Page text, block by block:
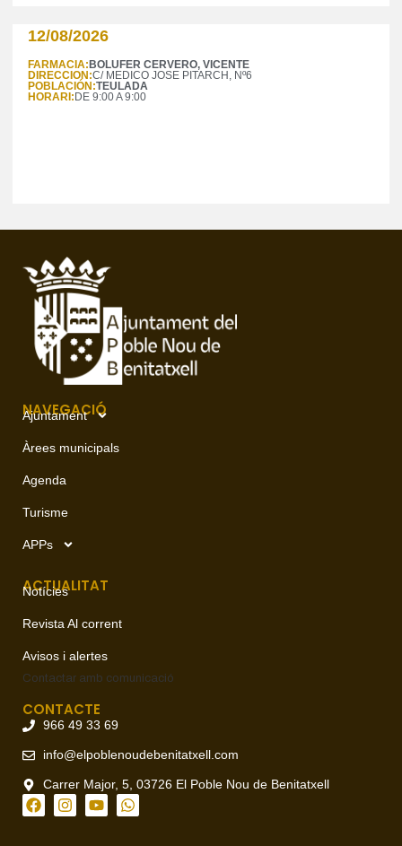
12/08/2026
FARMACIA: BOLUFER CERVERO, VICENTE
DIRECCION:C/ MEDICO JOSE PITARCH, Nº6
POBLACIÓN:TEULADA
HORARI: DE 9:00 A 9:00
NAVEGACIÓ
Ajuntament
Àrees municipals
Agenda
Turisme
APPs
ACTUALITAT
Notícies
Revista Al corrent
Avisos i alertes
Contactar amb comunicació
CONTACTE
966 49 33 69
info@elpoblenoudebenitatxell.com
Carrer Major, 5, 03726 El Poble Nou de Benitatxell